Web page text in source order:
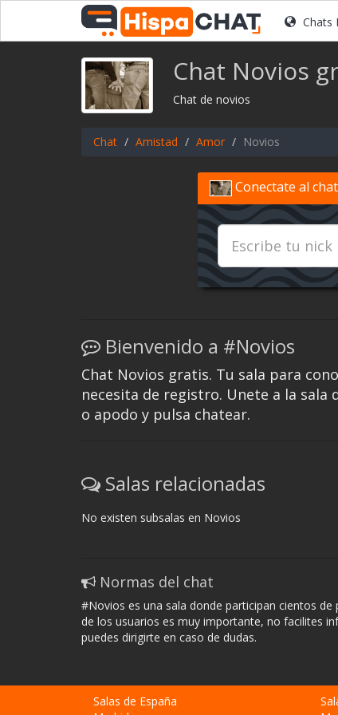
Chats
Chat Novios
Chat de novios
Chat Amistad Amor Novios
Conectate al
Bienvenido a #Novios
Chat Novios gratis. Tu sala para
necesita de registro. Unete a la
o apodo y pulsa chatear.
Salas relacionadas
No existen subsalas en Novios
Normas del chat
#Novios es una sala donde participan cientos
de los usuarios es muy importante, no facilites
puedes dirigirte en caso de dudas.
Salas de España